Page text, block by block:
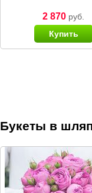
2 870 руб.
Купить
Букеты в